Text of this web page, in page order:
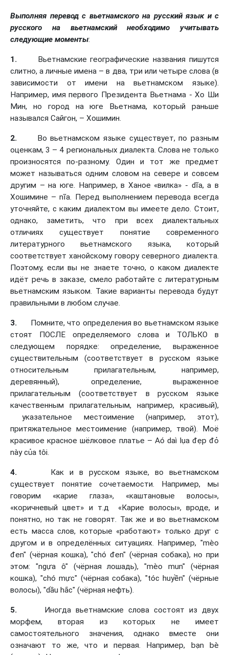
Выполняя перевод с вьетнамского на русский язык и с
русского на вьетнамский необходимо учитывать
следующие моменты:
1. Вьетнамские географические названия пишутся
слитно, а личные имена – в два, три или четыре слова (в
зависимости от имени на вьетнамском языке).
Например, имя первого Президента Вьетнама - Хо Ши
Мин, но город на юге Вьетнама, который раньше
назывался Сайгон, – Хошимин.
2.
Во вьетнамском языке существует, по разным
оценкам, 3 – 4 региональных диалекта. Слова не только
произносятся по-разному. Один и тот же предмет
может называться одним словом на севере и совсем
другим – на юге. Например, в Ханое «вилка» - dĩa, а в
Хошимине – nĩa. Перед выполнением перевода всегда
уточняйте, с каким диалектом вы имеете дело. Стоит,
однако, заметить, что при всех диалектальных
отличиях существует понятие современного
литературного вьетнамского языка, который
соответствует ханойскому говору северного диалекта.
Поэтому, если вы не знаете точно, о каком диалекте
идёт речь в заказе, смело работайте с литературным
вьетнамским языком. Такие варианты перевода будут
правильными в любом случае.
3. Помните, что определения во вьетнамском языке
стоят ПОСЛЕ определяемого слова и ТОЛЬКО в
следующем порядке: определение, выраженное
существительным (соответствует в русском языке
относительным прилагательным, например,
деревянный), определение, выраженное
прилагательным (соответствует в русском языке
качественным прилагательным, например, красивый),
указательное местоимение (например, этот),
притяжательное местоимение (например, твой). Моё
красивое красное шёлковое платье – Aó daì lụa đẹp đỏ
này của tôi.
4. Как и в русском языке, во вьетнамском
существует понятие сочетаемости. Например, мы
говорим «карие глаза», «каштановые волосы»,
«коричневый цвет» и т.д «Карие волосы», вроде, и
понятно, но так не говорят. Так же и во вьетнамском
есть масса слов, которые «работают» только друг с
другом и в определённых ситуациях. Например, "mèo
đen" (чёрная кошка), "chó đen" (чёрная собака), но при
этом: "ngựa ô" (чёрная лошадь), "mèo mun" (чёрная
кошка), "chó mực" (чёрная собака), "tóc huyền" (чёрные
волосы), "dầu hắc" (чёрная нефть).
5. Иногда вьетнамские слова состоят из двух
морфем, вторая из которых не имеет
самостоятельного значения, однако вместе они
означают то же, что и первая. Например, bạn bè